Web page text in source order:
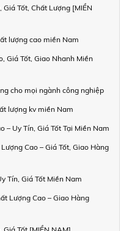
Tốt, Chất Lượng [MIỀN
lượng cao miền Nam
Giá Tốt, Giao Nhanh Miền
cho mọi ngành công nghiệp
lượng kv miền Nam
– Uy Tín, Giá Tốt Tại Miền Nam
Cao – Giá Tốt, Giao Hàng
Tín, Giá Tốt Miền Nam
Lượng Cao – Giao Hàng